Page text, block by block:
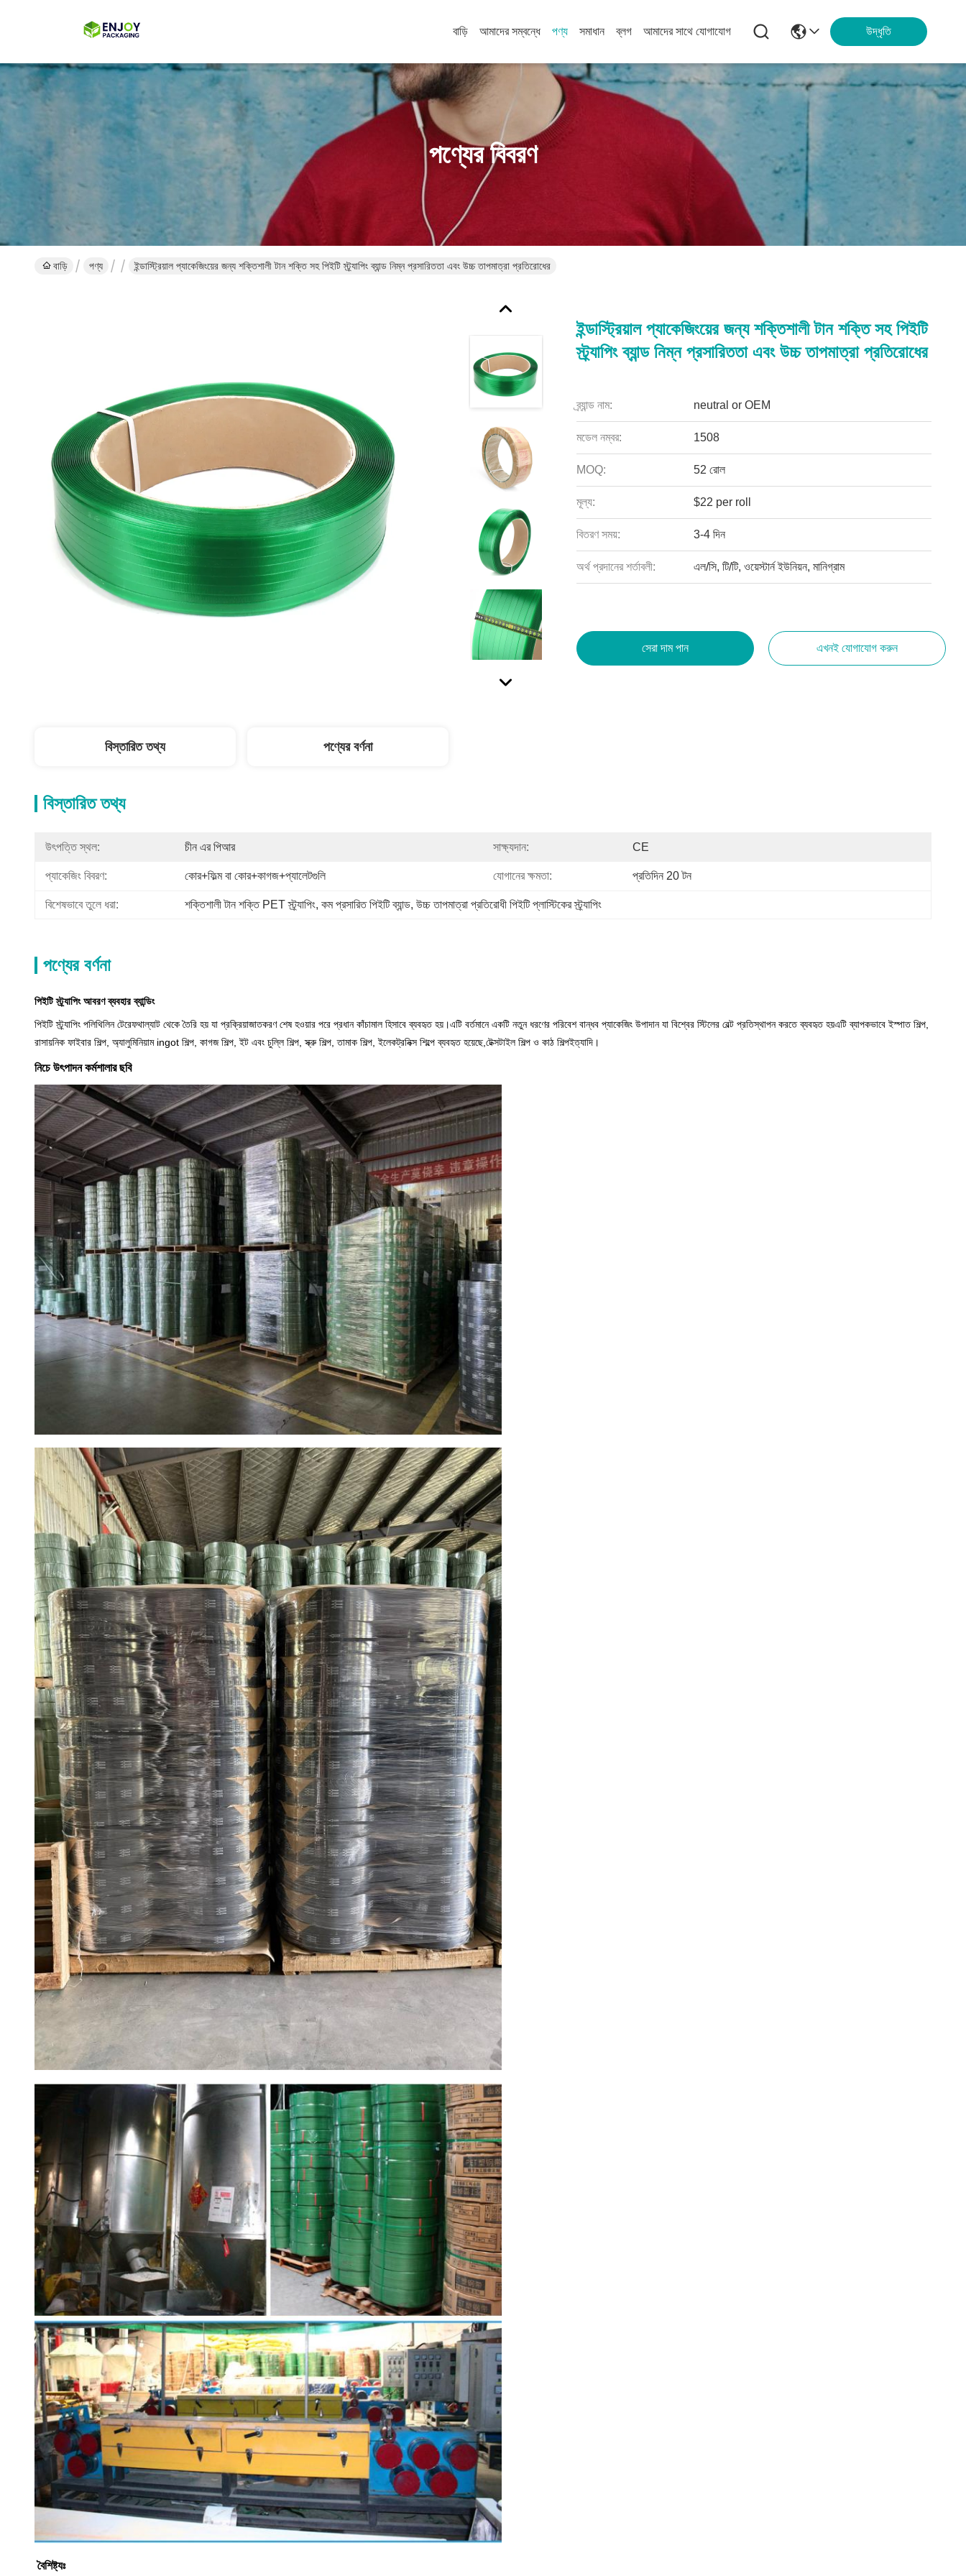
বাড়ি আমাদের সম্বন্ধে পণ্য সমাধান ব্লগ আমাদের সাথে যোগাযোগ উদ্ধৃতি
পণ্যের বিবরণ
বাড়ি পণ্য ইন্ডাস্ট্রিয়াল প্যাকেজিংয়ের জন্য শক্তিশালী টান শক্তি সহ পিইটি স্ট্র্যাপিং ব্যান্ড নিম্ন প্রসারিততা এবং উচ্চ তাপমাত্রা প্রতিরোধের
ইন্ডাস্ট্রিয়াল প্যাকেজিংয়ের জন্য শক্তিশালী টান শক্তি সহ পিইটি
স্ট্র্যাপিং ব্যান্ড নিম্ন প্রসারিততা এবং উচ্চ তাপমাত্রা প্রতিরোধের
ব্র্যান্ড নাম: neutral or OEM
মডেল নম্বর: 1508
MOQ: 52 রোল
মূল্য: $22 per roll
বিতরণ সময়: 3-4 দিন
অর্থ প্রদানের শর্তাবলী: এল/সি, টি/টি, ওয়েস্টার্ন ইউনিয়ন, মানিগ্রাম
সেরা দাম পান এখনই যোগাযোগ করুন
বিস্তারিত তথ্য পণ্যের বর্ণনা
বিস্তারিত তথ্য
উৎপত্তি স্থল: চীন এর পিআর সাক্ষ্যদান: CE
প্যাকেজিং বিবরণ: কোর+ফিল্ম বা কোর+কাগজ+প্যালেটগুলি যোগানের ক্ষমতা: প্রতিদিন 20 টন
বিশেষভাবে তুলে ধরা: শক্তিশালী টান শক্তি PET স্ট্র্যাপিং, কম প্রসারিত পিইটি ব্যান্ড, উচ্চ তাপমাত্রা প্রতিরোধী পিইটি প্লাস্টিকের স্ট্র্যাপিং
পণ্যের বর্ণনা
পিইটি স্ট্র্যাপিং আবরণ ব্যবহার ব্যান্ডিং
পিইটি স্ট্র্যাপিং পলিথিলিন টেরেফথাল্যাট থেকে তৈরি হয় যা প্রক্রিয়াজাতকরণ শেষ হওয়ার পরে প্রধান কাঁচামাল হিসাবে ব্যবহৃত হয়।এটি বর্তমানে একটি নতুন ধরণের পরিবেশ বান্ধব প্যাকেজিং উপাদান যা বিশ্বের স্টিলের বেল্ট প্রতিস্থাপন করতে ব্যবহৃত হয়এটি ব্যাপকভাবে ইস্পাত শিল্প,
রাসায়নিক ফাইবার শিল্প, অ্যালুমিনিয়াম ingot শিল্প, কাগজ শিল্প, ইট এবং চুল্লি শিল্প, স্ক্রু শিল্প, তামাক শিল্প, ইলেকট্রনিক্স শিল্পে ব্যবহৃত হয়েছে,টেক্সটাইল শিল্প ও কাঠ শিল্পইত্যাদি।
নিচে উৎপাদন কর্মশালার ছবি
বৈশিষ্ট্যঃ